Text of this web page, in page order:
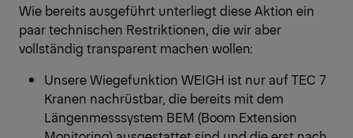
Wie bereits ausgeführt unterliegt diese Aktion ein
paar technischen Restriktionen, die wir aber
vollständig transparent machen wollen:
Unsere Wiegefunktion WEIGH ist nur auf TEC 7
Kranen nachrüstbar, die bereits mit dem
Längenmesssystem BEM (Boom Extension